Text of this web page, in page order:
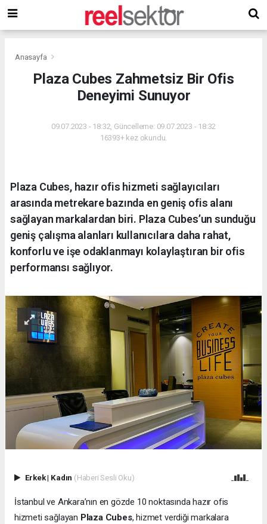
Anasayfa
Plaza Cubes Zahmetsiz Bir Ofis
Deneyimi Sunuyor
09.07.2023 - 18:32, Güncelleme: 09.07.2023 - 18:32
16393+ kez okundu.
Plaza Cubes, hazır ofis hizmeti sağlayıcıları
arasında metrekare bazında en geniş ofis alanı
sağlayan markalardan biri. Plaza Cubes’un sunduğu
geniş çalışma alanları kullanıcılara daha rahat,
konforlu ve işe odaklanmayı kolaylaştıran bir ofis
performansı sağlıyor.
Erkek| Kadın (Haberi Sesli Oku)
İstanbul ve Ankara’nın en gözde 10 noktasında hazır ofis
hizmeti sağlayan Plaza Cubes, hizmet verdiği markalara